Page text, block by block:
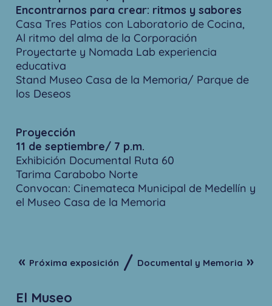
Encontrarnos para crear: ritmos y sabores
Casa Tres Patios con Laboratorio de Cocina,
Al ritmo del alma de la Corporación
Proyectarte y Nomada Lab experiencia
educativa
Stand Museo Casa de la Memoria/ Parque de
los Deseos
Proyección
11 de septiembre/ 7 p.m.
Exhibición Documental Ruta 60
Tarima Carabobo Norte
Convocan: Cinemateca Municipal de Medellín y
el Museo Casa de la Memoria
« Próxima exposición / Documental y Memoria »
El Museo